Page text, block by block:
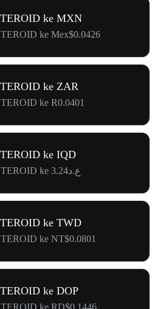
ke MXN
ke Mex$0.0426
ke ZAR
ke R0.0401
ke IQD
konversi 1 ASTEROID ke ع.د3.24
ke TWD
ke NT$0.0801
ke DOP
ke RD$0.1446